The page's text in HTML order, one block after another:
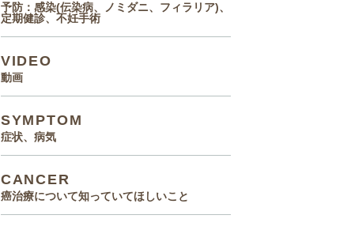
予防：感染(伝染病、ノミダニ、フィラリア)、
定期健診、不妊手術
VIDEO
動画
SYMPTOM
症状、病気
CANCER
癌治療について知っていてほしいこと